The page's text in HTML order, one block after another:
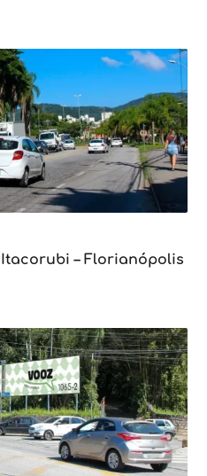
Itacorubi – Florianópolis